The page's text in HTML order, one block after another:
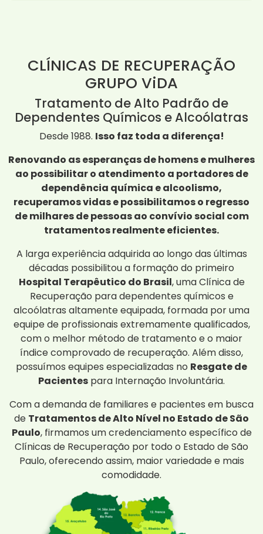
CLÍNICAS DE RECUPERAÇÃO
GRUPO ViDA
Tratamento de Alto Padrão de
Dependentes Químicos e Alcoólatras
Desde 1988. Isso faz toda a diferença!
Renovando as esperanças de homens e mulheres
ao possibilitar o atendimento a portadores de
dependência química e alcoolismo,
recuperamos vidas e possibilitamos o regresso
de milhares de pessoas ao convívio social com
tratamentos realmente eficientes.
A larga experiência adquirida ao longo das últimas
décadas possibilitou a formação do primeiro
Hospital Terapêutico do Brasil, uma Clínica de
Recuperação para dependentes químicos e
alcoólatras altamente equipada, formada por uma
equipe de profissionais extremamente qualificados,
com o melhor método de tratamento e o maior
índice comprovado de recuperação. Além disso,
possuímos equipes especializadas no Resgate de
Pacientes para Internação Involuntária.
Com a demanda de familiares e pacientes em busca
de Tratamentos de Alto Nível no Estado de São
Paulo, firmamos um credenciamento específico de
Clínicas de Recuperação por todo o Estado de São
Paulo, oferecendo assim, maior variedade e mais
comodidade.